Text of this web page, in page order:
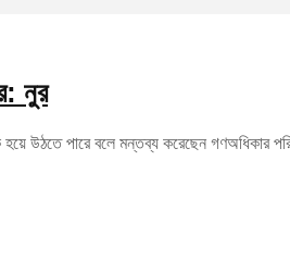
নুর
উঠতে পারে বলে মন্তব্য করেছেন গণঅধিকার